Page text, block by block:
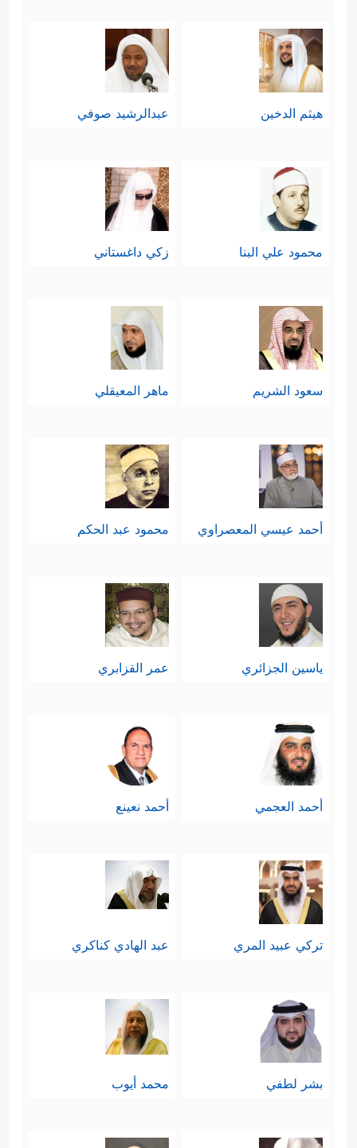
هيثم الدخين عبدالرشيد صوفي
محمود علي البنا زكي داغستاني
سعود الشريم ماهر المعيقلي
أحمد عيسي المعصراوي محمود عبد الحكم
ياسين الجزائري عمر القزابري
أحمد العجمي أحمد نعينع
تركي عبيد المري عبد الهادي كناكري
بشر لطفي محمد أيوب